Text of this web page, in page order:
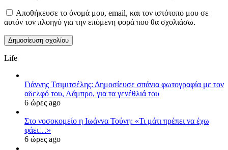
Αποθήκευσε το όνομά μου, email, και τον ιστότοπο μου σε
αυτόν τον πλοηγό για την επόμενη φορά που θα σχολιάσω.
Life
Γιάννης Τσιμιτσέλης: Δημοσίευσε σπάνια φωτογραφία με τον
αδελφό του, Λάμπρο, για τα γενέθλιά του
6 ώρες ago
Στο νοσοκομείο η Ιωάννα Τούνη: «Τι μάτι πρέπει να έχω
φάει…»
6 ώρες ago